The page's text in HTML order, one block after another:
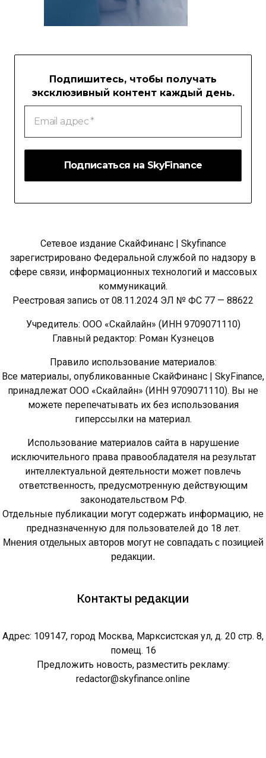
Подпишитесь, чтобы получать
эксклюзивный контент каждый день.
Email
адрес
Сетевое издание СкайФинанс | Skyfinance
зарегистрировано Федеральной службой по надзору в
сфере связи, информационных технологий и массовых
коммуникаций.
Реестровая запись от 08.11.2024 ЭЛ № ФС 77 — 88622
Учредитель: ООО «Скайлайн» (ИНН 9709071110)
Главный редактор: Роман Кузнецов
Правило использование материалов:
Все материалы, опубликованные СкайФинанс | SkyFinance,
принадлежат ООО «Скайлайн» (ИНН 9709071110). Вы не
можете перепечатывать их без использования
гиперссылки на материал.
Использование материалов сайта в нарушение
исключительного права правообладателя на результат
интеллектуальной деятельности может повлечь
ответственность, предусмотренную действующим
законодательством РФ.
Отдельные публикации могут содержать информацию, не
предназначенную для пользователей до 18 лет.
Мнения отдельных авторов могут не совпадать с позицией
редакции.
Контакты редакции
Адрес: 109147, город Москва, Марксистская ул, д. 20 стр. 8,
помещ. 16
Предложить новость, разместить рекламу:
redactor@skyfinance.online